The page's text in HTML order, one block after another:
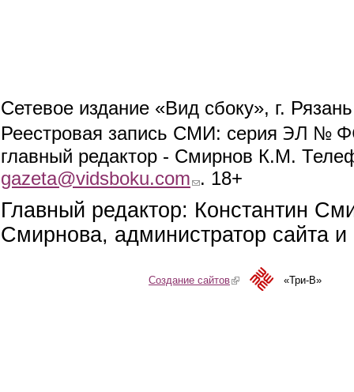
Сетевое издание «Вид сбоку», г.
Реестровая запись СМИ: серия ЭЛ №
главный редактор - Смирнов К.М.
gazeta@vidsboku.com (link sends e-mail)
. 18+
Главный редактор: Константин
Смирнова, администратор сайта
Создание сайтов(link is external)«Три-В»